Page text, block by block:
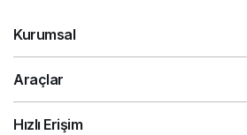
Kurumsal
Araçlar
Hızlı Erişim